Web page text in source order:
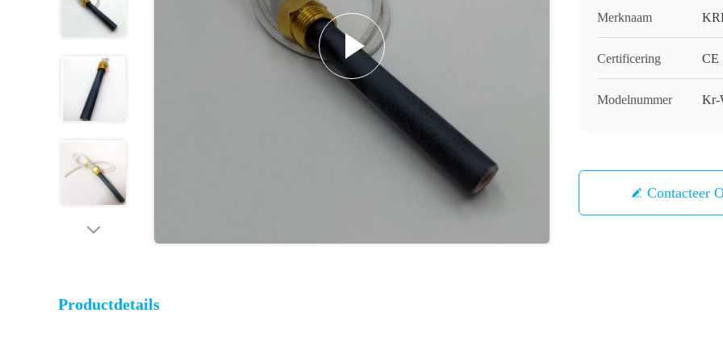
Merknaam
Certificering CE
Modelnummer Kr-
Contacteer
Productdetails